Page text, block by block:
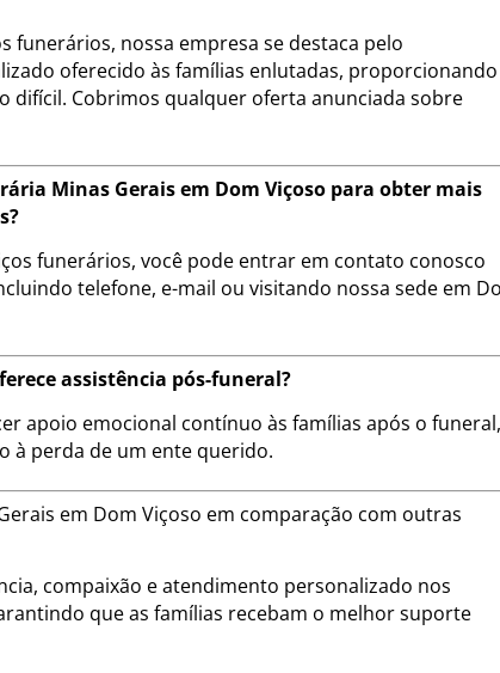
funerários, nossa empresa se destaca pelo
oferecido às famílias enlutadas, proporcionando
Cobrimos qualquer oferta anunciada sobre
Minas Gerais em Dom Viçoso para obter mais
funerários, você pode entrar em contato conosco
telefone, e-mail ou visitando nossa sede em
assistência pós-funeral?
apoio emocional contínuo às famílias após o funeral,
à perda de um ente querido.
em Dom Viçoso em comparação com outras
compaixão e atendimento personalizado nos
que as famílias recebam o melhor suporte